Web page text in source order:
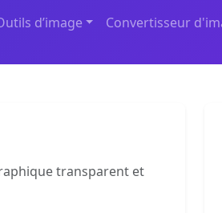
d’image Convertisseur
transparent et